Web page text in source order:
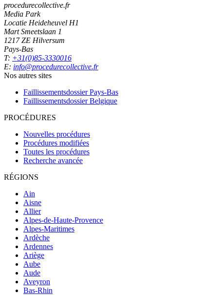
procedurecollective.fr
Media Park
Locatie Heideheuvel H1
Mart Smeetslaan 1
1217 ZE Hilversum
Pays-Bas
T: +31(0)85-3330016
E: info@procedurecollective.fr
Nos autres sites
Faillissementsdossier Pays-Bas
Faillissementsdossier Belgique
PROCÉDURES
Nouvelles procédures
Procédures modifiées
Toutes les procédures
Recherche avancée
RÉGIONS
Ain
Aisne
Allier
Alpes-de-Haute-Provence
Alpes-Maritimes
Ardèche
Ardennes
Ariège
Aube
Aude
Aveyron
Bas-Rhin